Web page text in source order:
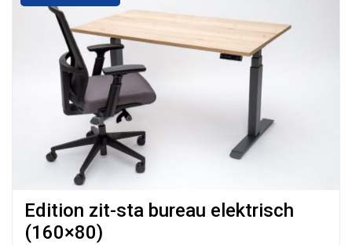
Edition zit-sta bureau elektrisch
(160×80)